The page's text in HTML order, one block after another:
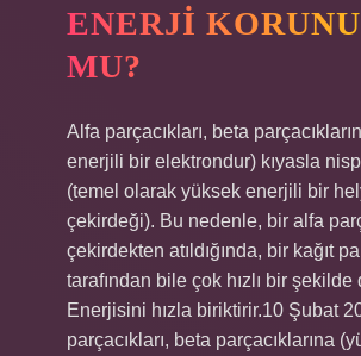
ENERJI
MU?
Alfa parçacıkları, beta
enerjili bir elektrondur) kıyasla
(temel olarak yüksek enerjili bir
çekirdeği). Bu nedenle, bir alfa
çekirdekten atıldığında, bir kağıt
tarafından bile çok hızlı bir şekilde
Enerjisini hızla biriktirir.10 Şubat
parçacıkları, beta parçacıklarına